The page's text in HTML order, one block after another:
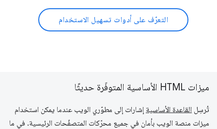
التعرّف على أدوات تسهيل الاستخدام
ميزات HTML الأساسية المتوفّرة حديثًا
تُرسِل القاعدة الأساسية إشارات إلى مطوّري الويب عندما يمكن استخدام
ميزات منصة الويب بأمان في جميع محرّكات المتصفّحات الرئيسية. في ما